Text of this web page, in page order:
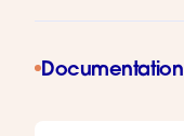
Documentation